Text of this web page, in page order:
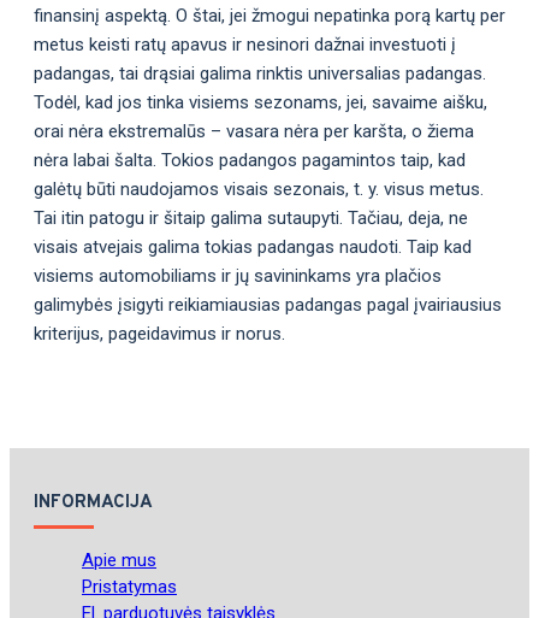
finansinį aspektą. O štai, jei žmogui nepatinka porą kartų per
metus keisti ratų apavus ir nesinori dažnai investuoti į
padangas, tai drąsiai galima rinktis universalias padangas.
Todėl, kad jos tinka visiems sezonams, jei, savaime aišku,
orai nėra ekstremalūs – vasara nėra per karšta, o žiema
nėra labai šalta. Tokios padangos pagamintos taip, kad
galėtų būti naudojamos visais sezonais, t. y. visus metus.
Tai itin patogu ir šitaip galima sutaupyti. Tačiau, deja, ne
visais atvejais galima tokias padangas naudoti. Taip kad
visiems automobiliams ir jų savininkams yra plačios
galimybės įsigyti reikiamiausias padangas pagal įvairiausius
kriterijus, pageidavimus ir norus.
INFORMACIJA
Apie mus
Pristatymas
El. parduotuvės taisyklės